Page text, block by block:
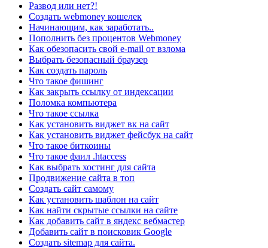
Развод или нет?!
Создать webmoney кошелек
Начинающим, как заработать..
Пополнить без процентов Webmoney
Как обезопасить свой e-mail от взлома
Выбрать безопасный браузер
Как создать пароль
Что такое фишинг
Как закрыть ссылку от индексации
Поломка компьютера
Что такое ссылка
Как установить виджет вк на сайт
Как установить виджет фейсбук на сайт
Что такое биткоины
Что такое фаил .htaccess
Как выбрать хостинг для сайта
Продвижение сайта в топ
Создать сайт самому
Как установить шаблон на сайт
Как найти скрытые ссылки на сайте
Как добавить сайт в яндекс вебмастер
Добавить сайт в поисковик Google
Создать sitemap для сайта.